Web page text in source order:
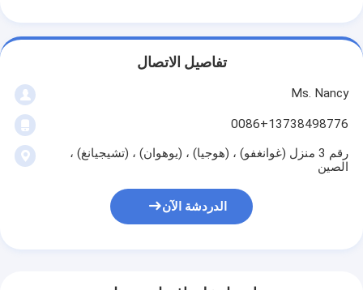
تفاصيل الاتصال
Ms. Nancy
0086+13738498776
رقم 3 منزل (غوانغفو) ، (هوجيا) ، (يوهوان) ، (تشيجيانغ) ،
الصين
الدردشة الآن